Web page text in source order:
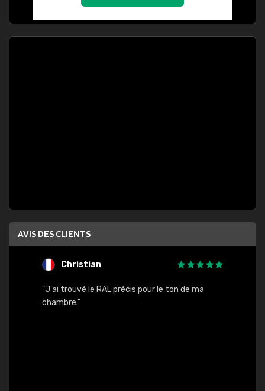
AVIS DES CLIENTS
Christian
"J'ai trouvé le RAL précis pour le ton de ma
chambre."